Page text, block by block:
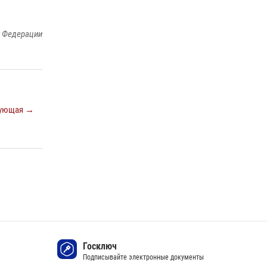
Федерации
→
Госключ
Подписывайте электронные документы